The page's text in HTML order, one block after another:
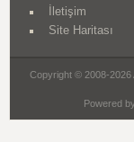
İletişim
Site Haritası
Copyright © 2008-2026
Powered by